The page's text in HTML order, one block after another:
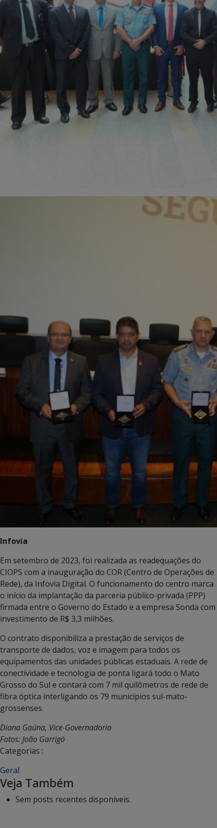
Infovia
Em setembro de 2023, foi realizada as readequações do
CIOPS com a inauguração do COR (Centro de Operações de
Rede), da Infovia Digital. O funcionamento do centro marca
o início da implantação da parceria público-privada (PPP)
firmada entre o Governo do Estado e a empresa Sonda com
investimento de R$ 3,3 milhões.
O contrato disponibiliza a prestação de serviços de
transporte de dados, voz e imagem para todos os
equipamentos das unidades públicas estaduais. A rede de
conectividade e tecnologia de ponta ligará todo o Mato
Grosso do Sul e contará com 7 mil quilômetros de rede de
fibra óptica interligando os 79 municípios sul-mato-
grossenses.
Diana Gaúna, Vice-Governadoria
Fotos: João Garrigó
Categorias :
Geral
Veja Também
Sem posts recentes disponíveis.